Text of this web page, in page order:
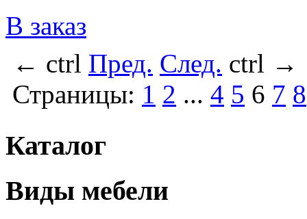
В заказ
← ctrl Пред. След. ctrl →
Страницы: 1 2 ... 4 5 6 7 8
Каталог
Виды мебели